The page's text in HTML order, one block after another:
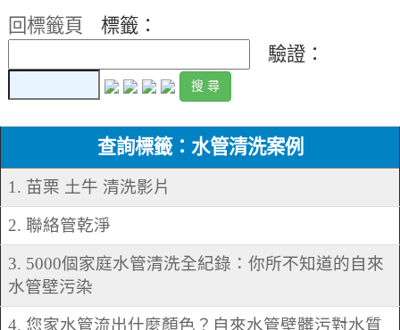
回標籤頁
標籤：
驗證：
查詢標籤：水管清洗案例
1. 苗栗 土牛 清洗影片
2. 聯絡管乾淨
3. 5000個家庭水管清洗全紀錄：你所不知道的自來
水管壁污染
4. 您家水管流出什麼顏色？自來水管壁髒污對水質